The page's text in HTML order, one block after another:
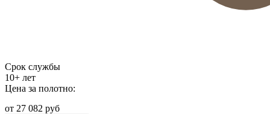
Срок службы
10+ лет
Цена за полотно:
от 27 082 руб